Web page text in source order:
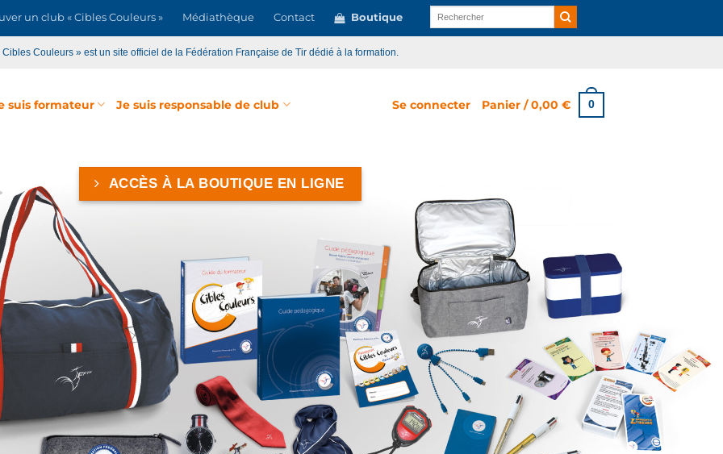
un club « Cibles Couleurs » Médiathèque Contact Boutique
Recherche
pour :
Cibles Couleurs » est un site officiel de la Fédération Française de Tir dédié à la formation.
suis formateur Je suis responsable de club Se connecter Panier /0,00€ 0
ACCÈS À LA BOUTIQUE EN LIGNE